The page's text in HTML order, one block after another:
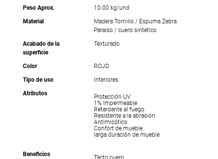
Peso Aprox.
10.00 kg/und
Material
Madera Tornillo / Espuma Zebra
Paraiso / cuero sintetico
Acabado de la
superficie
Texturado
Color
ROJO
Tipo de uso
Interiores
Atributos
Protección UV
1% Impermeable
Retardante al fuego
Resistente a la abrasión
Antimicótico
Confort de mueble
larga duración de mueble
Beneficios Tacto cuero